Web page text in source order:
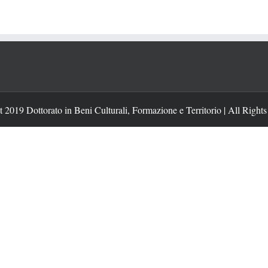
2019 Dottorato in Beni Culturali, Formazione e Territorio | All Rights